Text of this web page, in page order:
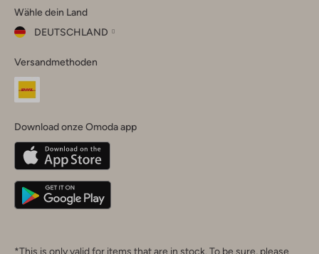
Instagram
Facebook
TikTok
Wähle dein Land
DEUTSCHLAND
dein
Land
Belgique(Français)
Deutschland
Versandmethoden
Download onze Omoda app
*This is only valid for items that are in stock. To be sure, please